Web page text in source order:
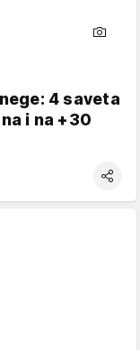
4 saveta
i na +30